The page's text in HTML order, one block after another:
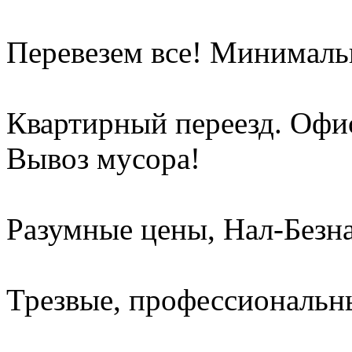
Перевезем все!
Квартирный переезд.
Вывоз мусора!
Разумные цены, Нал-
Трезвые,